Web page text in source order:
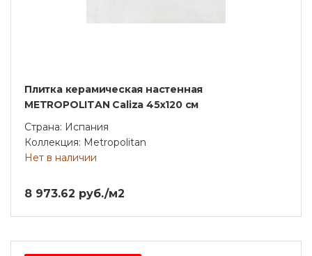
Плитка керамическая настенная
METROPOLITAN Caliza 45x120 см
Страна: Испания
Коллекция: Metropolitan
Нет в наличии
8 973.62 руб./м2